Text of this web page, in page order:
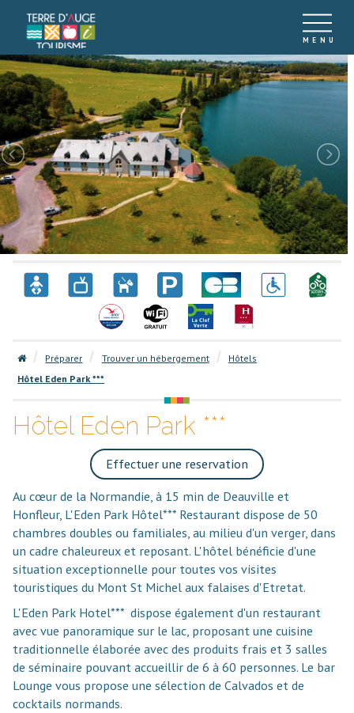
Préparer Trouver un hébergement
Hôtels
Hôtel Eden Park ***
Hôtel Eden Park ***
Effectuer une reservation
Au cœur de la Normandie, à 15 min de Deauville et
Honfleur, L'Eden Park Hôtel*** Restaurant dispose de 50
chambres doubles ou familiales, au milieu d'un verger, dans
un cadre chaleureux et reposant. L'hôtel bénéficie d'une
situation exceptionnelle pour toutes vos visites
touristiques du Mont St Michel aux falaises d'Etretat.
L'Eden Park Hotel*** dispose également d'un restaurant
avec vue panoramique sur le lac, proposant une cuisine
traditionnelle élaborée avec des produits frais et 3 salles
de séminaire pouvant accueillir de 6 à 60 personnes. Le bar
Lounge vous propose une sélection de Calvados et de
cocktails normands.